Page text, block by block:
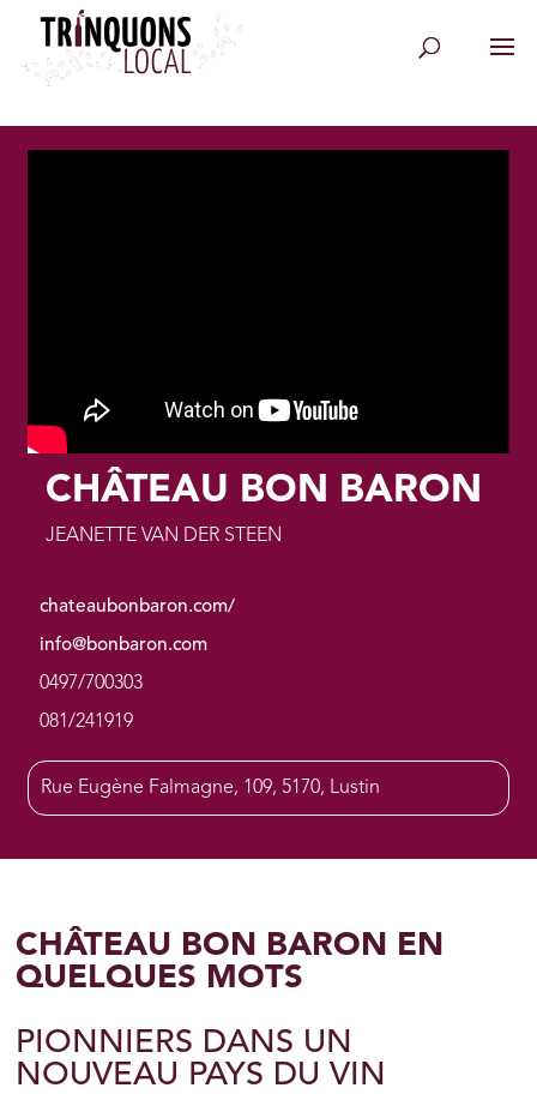
CHÂTEAU BON BARON
JEANETTE VAN DER STEEN
chateaubonbaron.com/
info@bonbaron.com
0497/700303
081/241919
Rue Eugène Falmagne, 109, 5170, Lustin
CHÂTEAU BON BARON EN
QUELQUES MOTS
PIONNIERS DANS UN
NOUVEAU PAYS DU VIN